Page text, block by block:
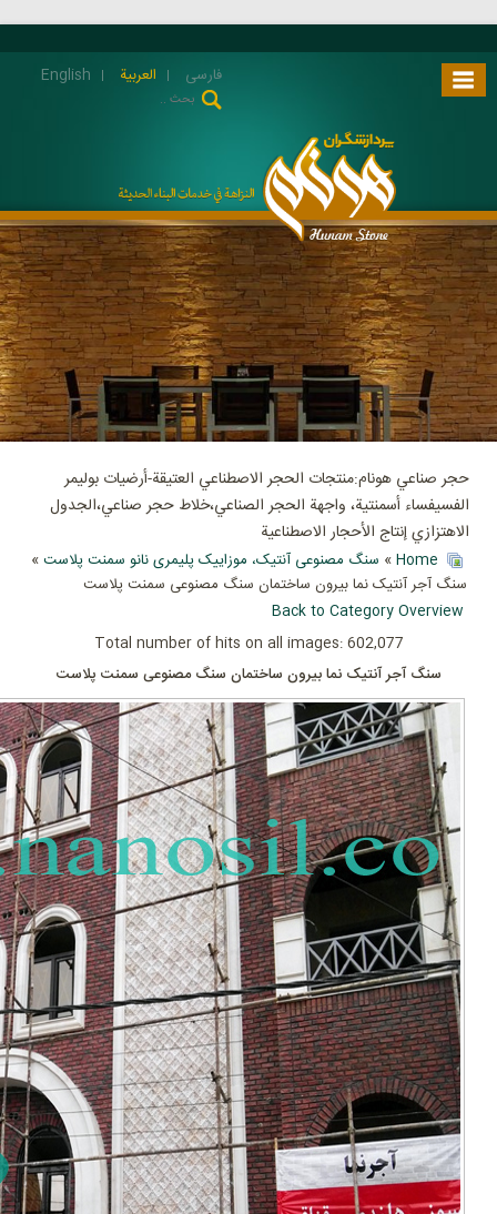
فارسی العربية English
حجر صناعي هونام:منتجات الحجر الاصطناعي العتيقة-أرضيات بوليمر
الفسيفساء أسمنتية، واجهة الحجر الصناعي،خلاط حجر صناعي،الجدول
الاهتزازي إنتاج الأحجار الاصطناعية
Home
» سنگ مصنوعی آنتیک، موزاییک پلیمری نانو سمنت پلاست»
سنگ آجر آنتیک نما بیرون ساختمان سنگ مصنوعی سمنت پلاست
Back to Category Overview
Total number of hits on all images: 602,077
سنگ آجر آنتیک نما بیرون ساختمان سنگ مصنوعی سمنت پلاست